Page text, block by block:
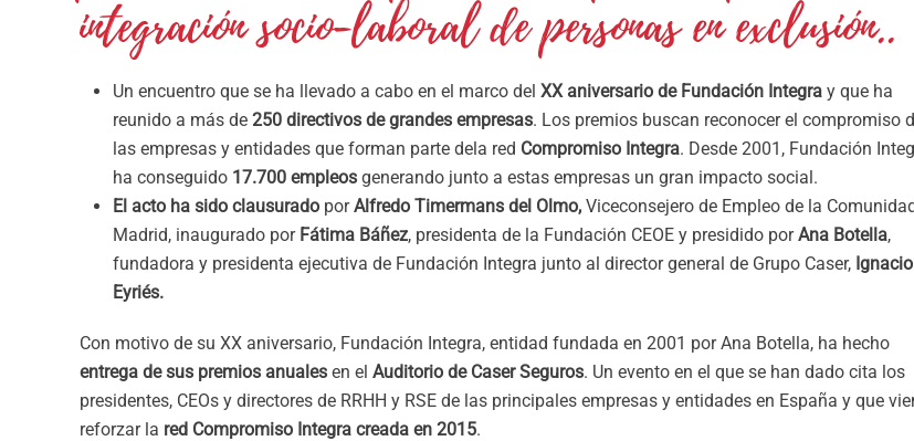
integración socio-laboral de personas en exclusión..
Un encuentro que se ha llevado a cabo en el marco del XX aniversario de Fundación Integra y que ha
reunido a más de 250 directivos de grandes empresas. Los premios buscan reconocer el compromiso
las empresas y entidades que forman parte dela red Compromiso Integra. Desde 2001, Fundación
ha conseguido 17.700 empleos generando junto a estas empresas un gran impacto social.
El acto ha sido clausurado porAlfredo Timermans del Olmo, Viceconsejero de Empleo de la
Madrid, inaugurado por Fátima Báñez, presidenta de la Fundación CEOE y presidido porAna Botella,
fundadora y presidenta ejecutiva de Fundación Integra junto al director general de Grupo Caser, Ignacio
Eyriés.
Con motivo de su XX aniversario, Fundación Integra, entidad fundada en 2001 por Ana Botella, ha hecho
entrega de sus premios anuales en el Auditorio de Caser Seguros. Un evento en el que se han dado cita los
presidentes, CEOs y directores de RRHH y RSE de las principales empresas y entidades en España y que
reforzar la red Compromiso Integra creada en 2015.